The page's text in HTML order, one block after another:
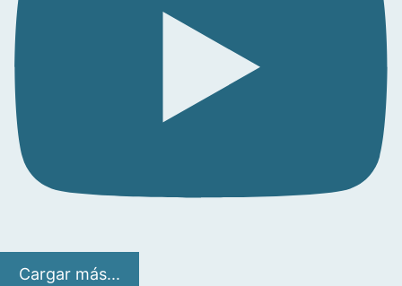
Cargar más...